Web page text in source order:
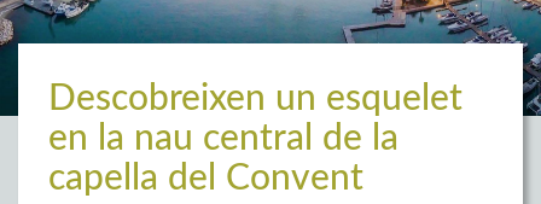
Descobreixen un esquelet
en la nau central de la
capella del Convent